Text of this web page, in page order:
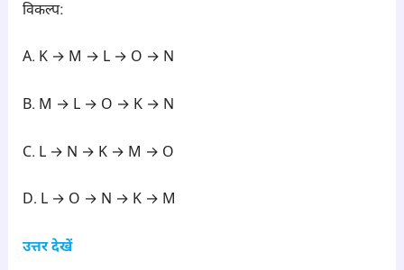
विकल्प:
A. K → M → L → O → N
B. M → L → O → K → N
C. L → N → K → M → O
D. L → O → N → K → M
उत्तर देखें